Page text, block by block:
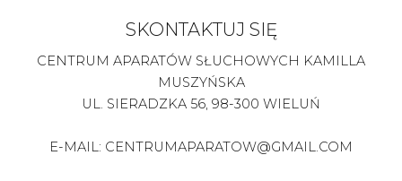
SKONTAKTUJ SIĘ
CENTRUM APARATÓW SŁUCHOWYCH KAMILLA
MUSZYŃSKA
UL. SIERADZKA 56, 98-300 WIELUŃ
E-MAIL: CENTRUMAPARATOW@GMAIL.COM